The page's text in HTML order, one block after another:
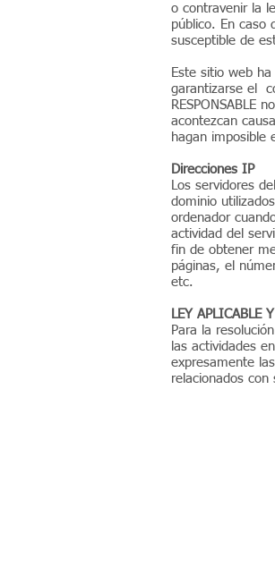
o contravenir la
público. En caso
susceptible de
Este sitio web
garantizarse el
RESPONSABLE
acontezcan
hagan imposible
Direcciones IP
Los servidores
dominio
ordenador
actividad del
fin de obtener
páginas, el
etc.
LEY APLICABLE
Para la
las actividades
expresamente
relacionados con